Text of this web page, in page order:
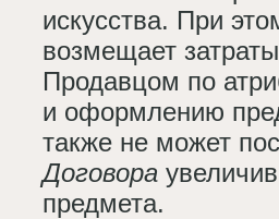
искусства. При
возмещает
Продавцом по
и оформлению
также не может
Договора
предмета.